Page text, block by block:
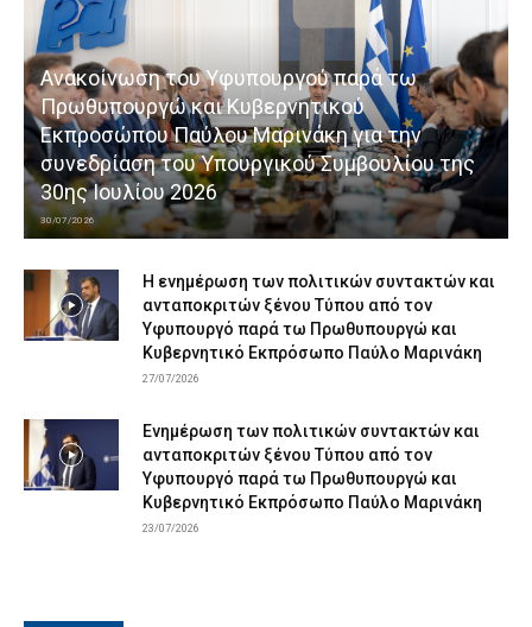
Ανακοίνωση του Υφυπουργού παρά τω
Πρωθυπουργώ και Κυβερνητικού
Εκπροσώπου Παύλου Μαρινάκη για την
συνεδρίαση του Υπουργικού Συμβουλίου της
30ης Ιουλίου 2026
30/07/2026
Η ενημέρωση των πολιτικών συντακτών και
ανταποκριτών ξένου Τύπου από τον
Υφυπουργό παρά τω Πρωθυπουργώ και
Κυβερνητικό Εκπρόσωπο Παύλο Μαρινάκη
27/07/2026
Ενημέρωση των πολιτικών συντακτών και
ανταποκριτών ξένου Τύπου από τον
Υφυπουργό παρά τω Πρωθυπουργώ και
Κυβερνητικό Εκπρόσωπο Παύλο Μαρινάκη
23/07/2026